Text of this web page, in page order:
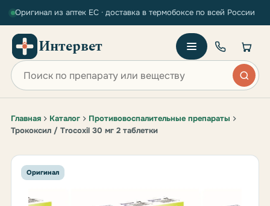
Оригинал из аптек ЕС · доставка в термобоксе по всей России
Интервет
Поиск по сайту
Главная Каталог
Противовоспалительные препараты
Трококсил / Trocoxil 30 мг 2 таблетки
Оригинал